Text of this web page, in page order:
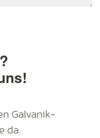
Galvanik-
da.